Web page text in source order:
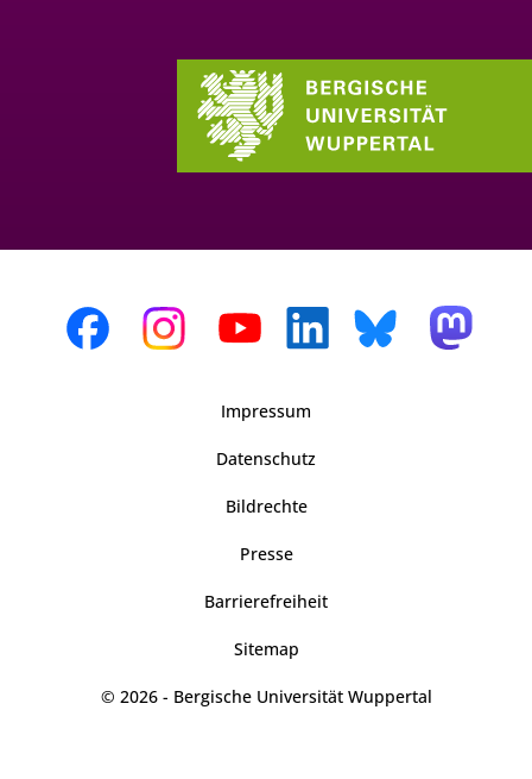
Impressum
Datenschutz
Bildrechte
Presse
Barrierefreiheit
Sitemap
© 2026 - Bergische Universität Wuppertal